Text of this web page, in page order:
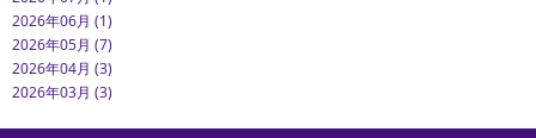
2026年06月 (1)
2026年05月 (7)
2026年04月 (3)
2026年03月 (3)